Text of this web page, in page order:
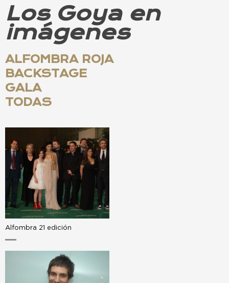
Los Goya en
imágenes
ALFOMBRA ROJA
BACKSTAGE
GALA
TODAS
Alfombra 21 edición